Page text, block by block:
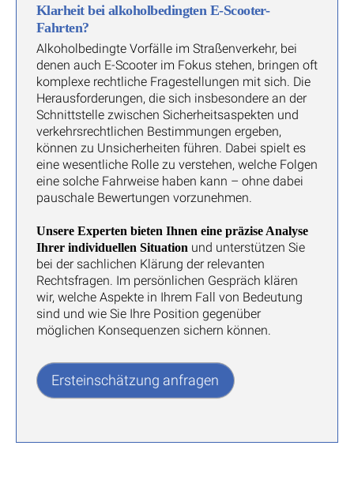
Klarheit bei alkoholbedingten E-Scooter-
Fahrten?
Alkoholbedingte Vorfälle im Straßenverkehr, bei
denen auch E-Scooter im Fokus stehen, bringen oft
komplexe rechtliche Fragestellungen mit sich. Die
Herausforderungen, die sich insbesondere an der
Schnittstelle zwischen Sicherheitsaspekten und
verkehrsrechtlichen Bestimmungen ergeben,
können zu Unsicherheiten führen. Dabei spielt es
eine wesentliche Rolle zu verstehen, welche Folgen
eine solche Fahrweise haben kann – ohne dabei
pauschale Bewertungen vorzunehmen.
Unsere Experten bieten Ihnen eine präzise Analyse
Ihrer individuellen Situation und unterstützen Sie
bei der sachlichen Klärung der relevanten
Rechtsfragen. Im persönlichen Gespräch klären
wir, welche Aspekte in Ihrem Fall von Bedeutung
sind und wie Sie Ihre Position gegenüber
möglichen Konsequenzen sichern können.
Ersteinschätzung anfragen